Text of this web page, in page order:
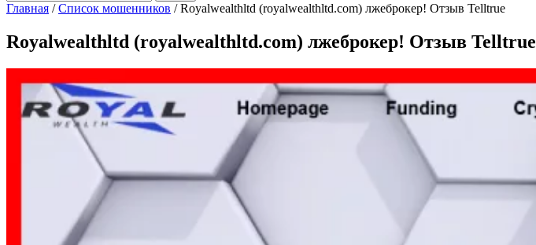
Главная /Список мошенников /Royalwealthltd (royalwealthltd.com) лжеброкер! Отзыв Telltrue
Royalwealthltd (royalwealthltd.com) лжеброкер! Отзыв Telltrue